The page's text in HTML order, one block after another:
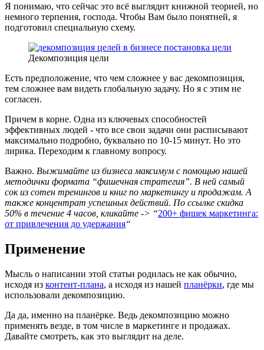
Я понимаю, что сейчас это всё выглядит книжной теорией, но
немного терпения, господа. Чтобы Вам было понятней, я
подготовил специальную схему.
Декомпозиция цели
Есть предположение, что чем сложнее у вас декомпозиция,
тем сложнее вам видеть глобальную задачу. Но я с этим не
согласен.
Причем в корне. Одна из ключевых способностей
эффективных людей - что все свои задачи они расписывают
максимально подробно, буквально по 10-15 минут. Но это
лирика. Переходим к главному вопросу.
Важно. Выжимайте из бизнеса максимум с помощью нашей
методички формата “фишечная стратегия”. В ней самый
сок из сотен тренингов и книг по маркетингу и продажам. А
также концентрат успешных действий. По ссылке скидка
50% в течение 4 часов, кликайте -> “200+ фишек маркетинга:
от привлечения до удержания“
Применение
Мысль о написании этой статьи родилась не как обычно,
исходя из контент-плана, а исходя из нашей планёрки, где мы
использовали декомпозицию.
Да да, именно на планёрке. Ведь декомпозицию можно
применять везде, в том числе в маркетинге и продажах.
Давайте смотреть, как это выглядит на деле.